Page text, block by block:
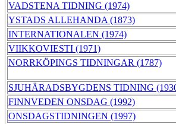
VADSTENA TIDNING (1974)
YSTADS ALLEHANDA (1873)
INTERNATIONALEN (1974)
VIIKKOVIESTI (1971)
NORRKÖPINGS TIDNINGAR (1787)
SJUHÄRADSBYGDENS TIDNING
FINNVEDEN ONSDAG (1992)
ONSDAGSTIDNINGEN (1997)